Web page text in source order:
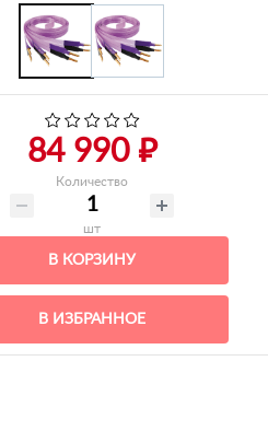
84 990 ₽
Количество
шт
В КОРЗИНУ
В ИЗБРАННОЕ